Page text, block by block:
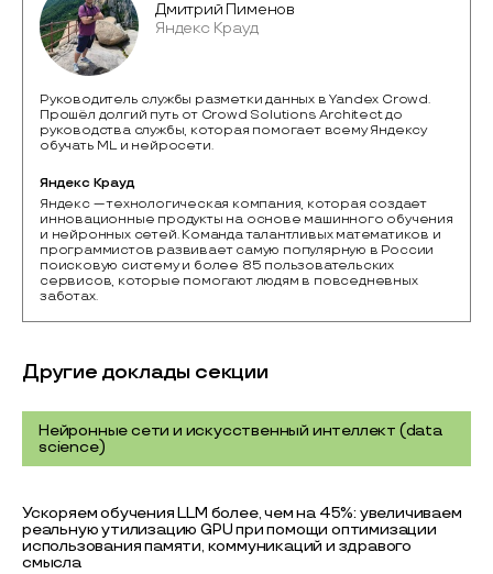
Дмитрий Пименов
Яндекс Крауд
Руководитель службы разметки данных в Yandex Crowd.
Прошёл долгий путь от Crowd Solutions Architect до
руководства службы, которая помогает всему Яндексу
обучать ML и нейросети.
Яндекс Крауд
Яндекс — технологическая компания, которая создает
инновационные продукты на основе машинного обучения
и нейронных сетей. Команда талантливых математиков и
программистов развивает самую популярную в России
поисковую систему и более 85 пользовательских
сервисов, которые помогают людям в повседневных
заботах.
Другие доклады секции
Нейронные сети и искусственный интеллект (data
science)
Ускоряем обучения LLM более, чем на 45%: увеличиваем
реальную утилизацию GPU при помощи оптимизации
использования памяти, коммуникаций и здравого
смысла